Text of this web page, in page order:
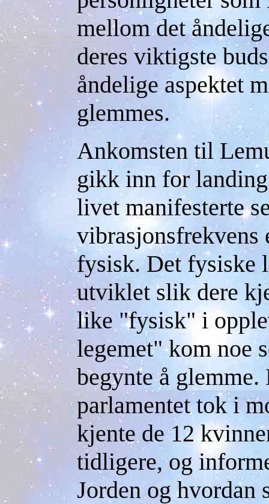
mellom det
deres viktigste
åndelige aspektet
glemmes.
Ankomsten til
gikk inn for
livet manifesterte
vibrasjonsfrekvens
fysisk. Det fysiske
utviklet slik dere
like "fysisk" i
legemet" kom noe
begynte å
parlamentet tok i
kjente de 12
tidligere, og
Jorden og hvordan